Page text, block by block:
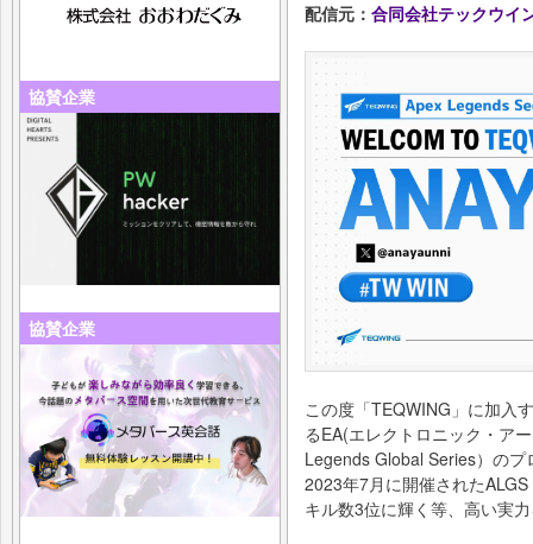
協賛企業
協賛企業
配信元： 合同会社テックウイ
この度「TEQWING」に加入
るEA(エレクトロニック・ア
Legends Global Series）の
2023年7月に開催された
キル数3位に輝く等、高い実